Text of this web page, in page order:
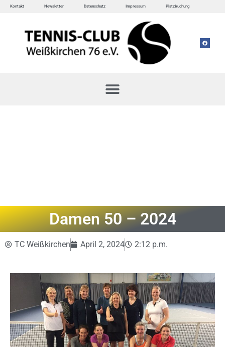
Kontakt Newsletter Datenschutz Impressum Platzbuchung
Damen 50 – 2024
TC Weißkirchen April 2, 2024 2:12 p.m.